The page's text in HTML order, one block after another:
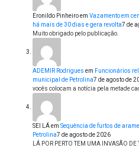
Eronildo Pinheiroem Vazamento em
há mais de 30 dias e gera revolta7 de
Muito obrigado pelo publicação.
ADEMIR Rodrigues em Funcionários
municipal de Petrolina7 de agosto de
vocês colocam a notícia pela metade
SEI LÁem Sequência de furtos de
Petrolina7 de agosto de 2026
LÁ POR PERTO TEM UMA INVASÃO DE